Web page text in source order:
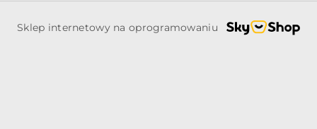
Sklep internetowy na oprogramowaniu